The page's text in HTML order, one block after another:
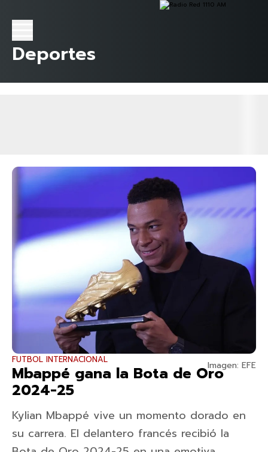
Deportes
Imagen: EFE
FUTBOL INTERNACIONAL
Mbappé gana la Bota de Oro
2024-25
Kylian Mbappé vive un momento dorado en
su carrera. El delantero francés recibió la